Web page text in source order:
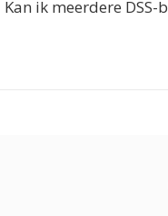
Kan ik meerdere